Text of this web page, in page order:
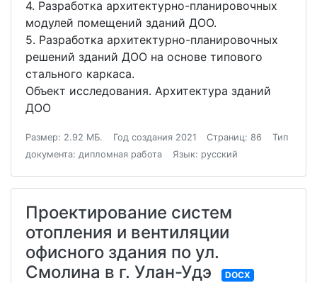
4. Разработка архитектурно-планировочных
модулей помещений зданий ДОО.
5. Разработка архитектурно-планировочных
решений зданий ДОО на основе типового
стального каркаса.
Объект исследования. Архитектура зданий
ДОО
Размер: 2.92 МБ. Год создания 2021 Страниц: 86
Тип
документа: дипломная работа
Язык: русский
Проектирование систем
отопления и вентиляции
офисного здания по ул.
Смолина в г. Улан-Удэ
DOCX